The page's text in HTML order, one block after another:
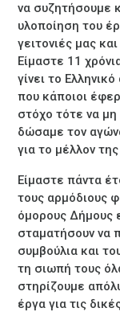
να συζητήσουμε
υλοποίηση του
γειτονιές μας
Είμαστε 11
γίνει το
που κάποιοι
στόχο τότε να μη
δώσαμε τον
για το μέλλον
Είμαστε πάντα
τους αρμόδιους
όμορους Δήμους
σταματήσουν να
συμβούλια και
τη σιωπή τους
στηρίζουμε
έργα για τις